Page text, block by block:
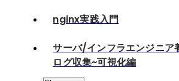
nginx実践入門
サーバ/インフラエンジニア
ログ収集~可視化編